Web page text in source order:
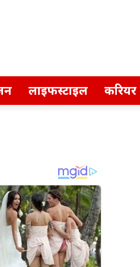
लाइफस्टाइल करियर